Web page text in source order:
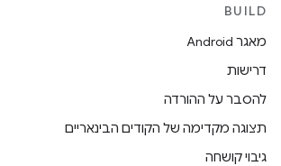
BUILD
מאגר Android
דרישות
להסבר על ההורדה
תצוגה מקדימה של הקודים הבינאריים
גיבוי קושחה